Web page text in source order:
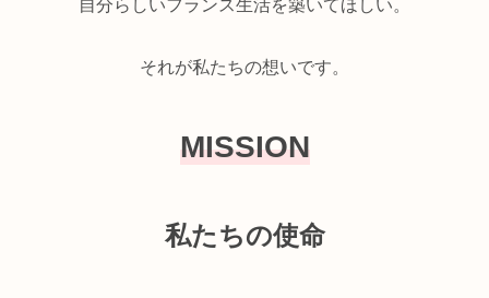
自分らしいフランス生活を築いてほしい。
それが私たちの想いです。
MISSION
私たちの使命